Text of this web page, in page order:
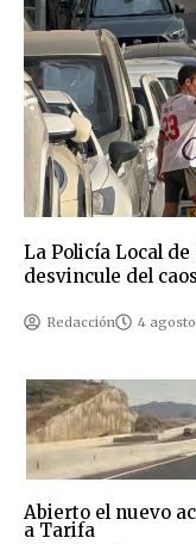
La Policía Local
desvincule del
Redacción 4
Abierto el nuevo
a Tarifa